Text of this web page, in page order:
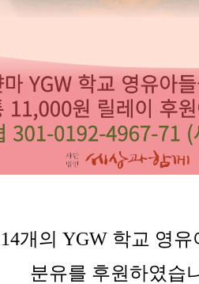
개의 YGW 학교 영유
분유를 후원하였습